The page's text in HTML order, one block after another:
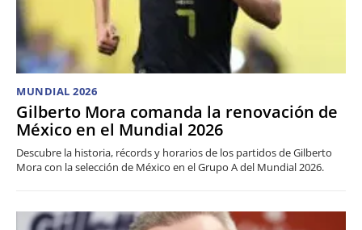
MUNDIAL 2026
Gilberto Mora comanda la renovación de
México en el Mundial 2026
Descubre la historia, récords y horarios de los partidos de Gilberto
Mora con la selección de México en el Grupo A del Mundial 2026.